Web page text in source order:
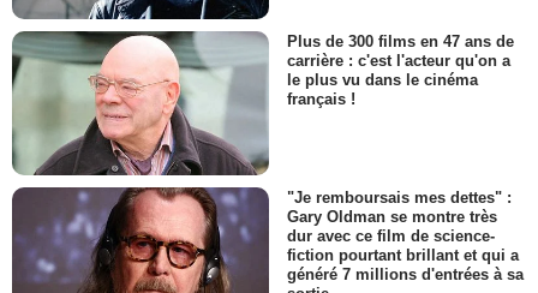
Plus de 300 films en 47 ans de
carrière : c'est l'acteur qu'on a
le plus vu dans le cinéma
français !
"Je remboursais mes dettes" :
Gary Oldman se montre très
dur avec ce film de science-
fiction pourtant brillant et qui a
généré 7 millions d'entrées à sa